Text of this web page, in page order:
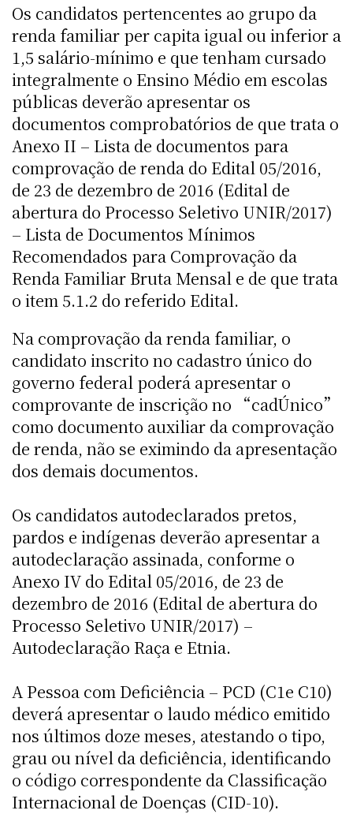
Os candidatos pertencentes ao grupo da
renda familiar per capita igual ou inferior a
1,5 salário-mínimo e que tenham cursado
integralmente o Ensino Médio em escolas
públicas deverão apresentar os
documentos comprobatórios de que trata o
Anexo II – Lista de documentos para
comprovação de renda do Edital 05/2016,
de 23 de dezembro de 2016 (Edital de
abertura do Processo Seletivo UNIR/2017)
– Lista de Documentos Mínimos
Recomendados para Comprovação da
Renda Familiar Bruta Mensal e de que trata
o item 5.1.2 do referido Edital.
Na comprovação da renda familiar, o
candidato inscrito no cadastro único do
governo federal poderá apresentar o
comprovante de inscrição no “cadÚnico”
como documento auxiliar da comprovação
de renda, não se eximindo da apresentação
dos demais documentos.
Os candidatos autodeclarados pretos,
pardos e indígenas deverão apresentar a
autodeclaração assinada, conforme o
Anexo IV do Edital 05/2016, de 23 de
dezembro de 2016 (Edital de abertura do
Processo Seletivo UNIR/2017) –
Autodeclaração Raça e Etnia.
A Pessoa com Deficiência – PCD (C1e C10)
deverá apresentar o laudo médico emitido
nos últimos doze meses, atestando o tipo,
grau ou nível da deficiência, identificando
o código correspondente da Classificação
Internacional de Doenças (CID-10).